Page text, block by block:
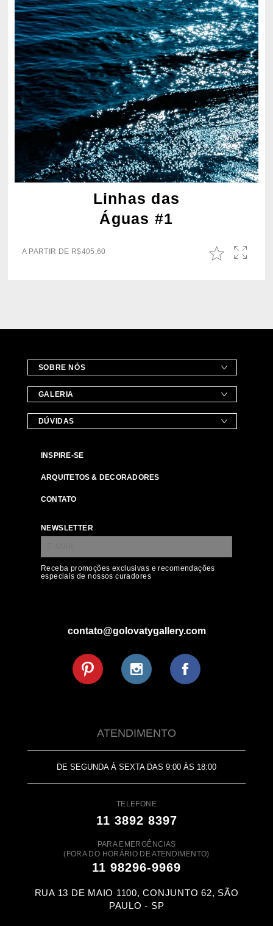
Linhas das
Águas #1
A PARTIR DE R$405,60
SOBRE NÓS
GALERIA
DÚVIDAS
INSPIRE-SE
ARQUITETOS & DECORADORES
CONTATO
NEWSLETTER
Receba promoções exclusivas e recomendações
especiais de nossos curadores
contato@golovatygallery.com
ATENDIMENTO
DE SEGUNDA À SEXTA DAS 9:00 ÀS 18:00
TELEFONE
11 3892 8397
PARA EMERGÊNCIAS
(FORA DO HORÁRIO DE ATENDIMENTO)
11 98296-9969
RUA 13 DE MAIO 1100, CONJUNTO 62, SÃO
PAULO - SP